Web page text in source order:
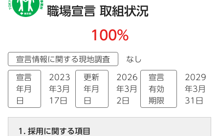
職場宣言 取組状況
100%
宣言情報に関する現地調査 なし
宣言
年月
日
2023
年3月
17日
更新
年月
日
2026
年3月
2日
宣言
有効
期限
2029
年3月
31日
1. 採用に関する項目